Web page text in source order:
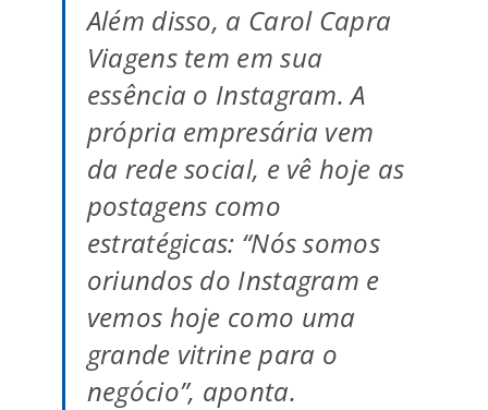
Além disso, a Carol Capra
Viagens tem em sua
essência o Instagram. A
própria empresária vem
da rede social, e vê hoje as
postagens como
estratégicas: “Nós somos
oriundos do Instagram e
vemos hoje como uma
grande vitrine para o
negócio”, aponta.